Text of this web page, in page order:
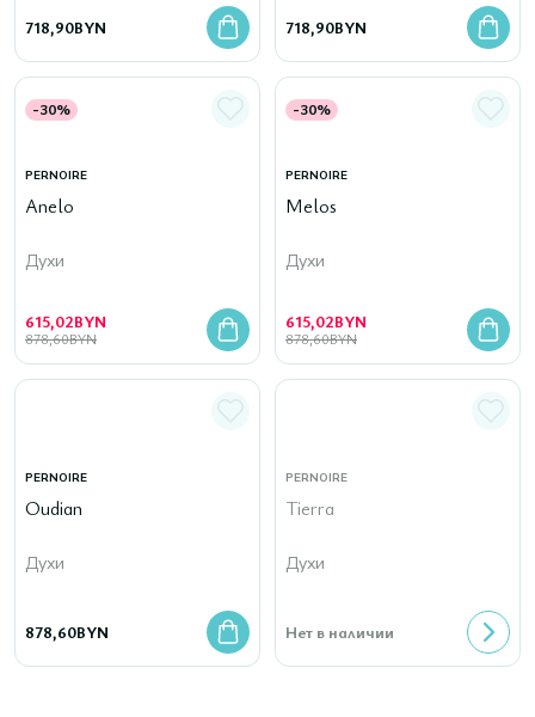
718,90BYN 718,90BYN
-30%
PERNOIRE
Anelo
Духи
615,02BYN
878,60BYN
-30%
PERNOIRE
Melos
Духи
615,02BYN
878,60BYN
PERNOIRE
Oudian
Духи
878,60BYN
PERNOIRE
Tierra
Духи
Нет в наличии